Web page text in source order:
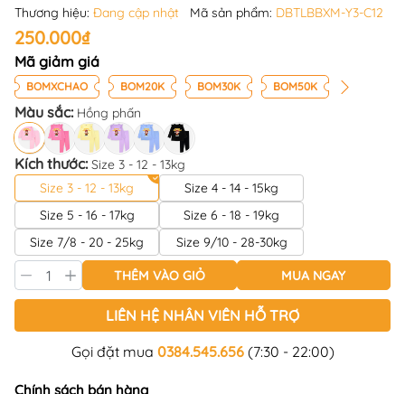
Thương hiệu: Đang cập nhật Mã sản phẩm: DBTLBBXM-Y3-C12
250.000₫
Mã giảm giá
BOMXCHAO BOM20K BOM30K BOM50K
Màu sắc: Hồng phấn
Kích thước:Size 3 - 12 - 13kg
Size 3 - 12 - 13kg
Size 4 - 14 - 15kg
Size 5 - 16 - 17kg
Size 6 - 18 - 19kg
Size 7/8 - 20 - 25kg
Size 9/10 - 28-30kg
THÊM VÀO GIỎ MUA NGAY
LIÊN HỆ NHÂN VIÊN HỖ TRỢ
Gọi đặt mua 0384.545.656(7:30 - 22:00)
Chính sách bán hàng